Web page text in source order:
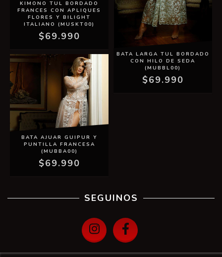
KIMONO TUL BORDADO
FRANCES CON APLIQUES
FLORES Y BILIGHT
ITALIANO (MUSKT00)
$69.990
BATA LARGA TUL BORDADO
CON HILO DE SEDA
(MUBBL00)
$69.990
BATA AJUAR GUIPUR Y
PUNTILLA FRANCESA
(MUBBA00)
$69.990
SEGUINOS